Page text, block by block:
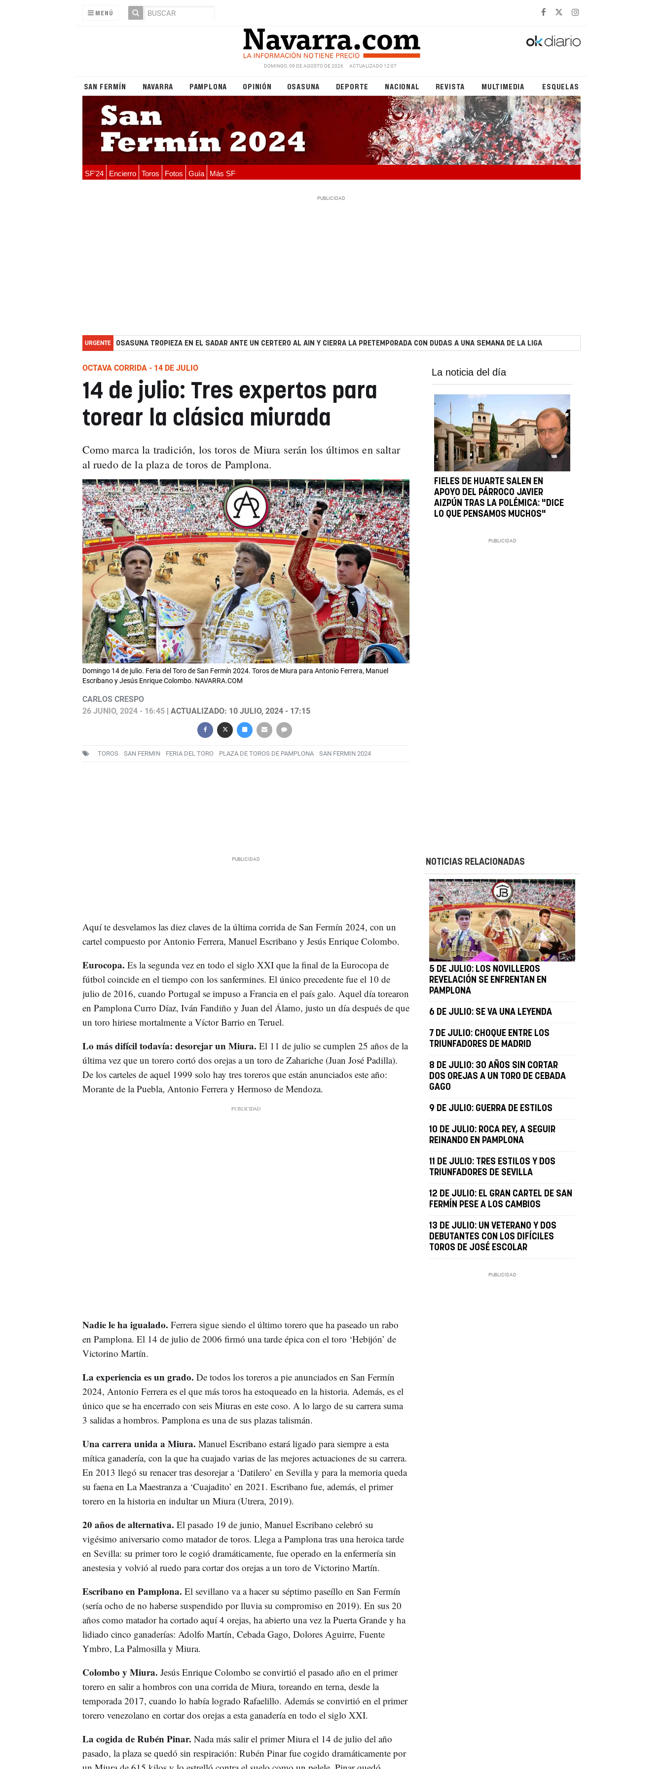
MENÚ
DOMINGO, 09 DE AGOSTO DE 2026 ACTUALIZADO 12:07
SAN FERMÍN NAVARRA PAMPLONA OPINIÓN OSASUNA DEPORTE NACIONAL REVISTA MULTIMEDIA ESQUELAS
SF'24 Encierro Toros Fotos Guía Más SF
URGENTE OSASUNA TROPIEZA EN EL SADAR ANTE UN CERTERO AL AIN Y CIERRA LA PRETEMPORADA CON DUDAS A UNA SEMANA DE LA LIGA
OCTAVA CORRIDA - 14 DE JULIO
14 de julio: Tres expertos para
torear la clásica miurada
Como marca la tradición, los toros de Miura serán los últimos en saltar
al ruedo de la plaza de toros de Pamplona.
Domingo 14 de julio. Feria del Toro de San Fermín 2024. Toros de Miura para Antonio Ferrera, Manuel
Escribano y Jesús Enrique Colombo. NAVARRA.COM
CARLOS CRESPO
26 JUNIO, 2024 - 16:45| ACTUALIZADO: 10 JULIO, 2024 - 17:15
TOROS SAN FERMIN FERIA DEL TORO PLAZA DE TOROS DE PAMPLONA SAN FERMIN 2024
La noticia del día
FIELES DE HUARTE SALEN EN
APOYO DEL PÁRROCO JAVIER
AIZPÚN TRAS LA POLÉMICA: "DICE
LO QUE PENSAMOS MUCHOS"
Aquí te desvelamos las diez claves de la última corrida de San Fermín 2024, con un
cartel compuesto por Antonio Ferrera, Manuel Escribano y Jesús Enrique Colombo.
Eurocopa. Es la segunda vez en todo el siglo XXI que la final de la Eurocopa de
fútbol coincide en el tiempo con los sanfermines. El único precedente fue el 10 de
julio de 2016, cuando Portugal se impuso a Francia en el país galo. Aquel día torearon
en Pamplona Curro Díaz, Iván Fandiño y Juan del Álamo, justo un día después de que
un toro hiriese mortalmente a Víctor Barrio en Teruel.
Lo más difícil todavía: desorejar un Miura. El 11 de julio se cumplen 25 años de la
última vez que un torero cortó dos orejas a un toro de Zahariche (Juan José Padilla).
De los carteles de aquel 1999 solo hay tres toreros que están anunciados este año:
Morante de la Puebla, Antonio Ferrera y Hermoso de Mendoza.
Nadie le ha igualado. Ferrera sigue siendo el último torero que ha paseado un rabo
en Pamplona. El 14 de julio de 2006 firmó una tarde épica con el toro ‘Hebijón’ de
Victorino Martín.
La experiencia es un grado. De todos los toreros a pie anunciados en San Fermín
2024, Antonio Ferrera es el que más toros ha estoqueado en la historia. Además, es el
único que se ha encerrado con seis Miuras en este coso. A lo largo de su carrera suma
3 salidas a hombros. Pamplona es una de sus plazas talismán.
Una carrera unida a Miura. Manuel Escribano estará ligado para siempre a esta
mítica ganadería, con la que ha cuajado varias de las mejores actuaciones de su carrera.
En 2013 llegó su renacer tras desorejar a ‘Datilero’ en Sevilla y para la memoria queda
su faena en La Maestranza a ‘Cuajadito’ en 2021. Escribano fue, además, el primer
torero en la historia en indultar un Miura (Utrera, 2019).
20 años de alternativa. El pasado 19 de junio, Manuel Escribano celebró su
vigésimo aniversario como matador de toros. Llega a Pamplona tras una heroica tarde
en Sevilla: su primer toro le cogió dramáticamente, fue operado en la enfermería sin
anestesia y volvió al ruedo para cortar dos orejas a un toro de Victorino Martín.
Escribano en Pamplona. El sevillano va a hacer su séptimo paseíllo en San Fermín
(sería ocho de no haberse suspendido por lluvia su compromiso en 2019). En sus 20
años como matador ha cortado aquí 4 orejas, ha abierto una vez la Puerta Grande y ha
lidiado cinco ganaderías: Adolfo Martín, Cebada Gago, Dolores Aguirre, Fuente
Ymbro, La Palmosilla y Miura.
Colombo y Miura. Jesús Enrique Colombo se convirtió el pasado año en el primer
torero en salir a hombros con una corrida de Miura, toreando en terna, desde la
temporada 2017, cuando lo había logrado Rafaelillo. Además se convirtió en el primer
torero venezolano en cortar dos orejas a esta ganadería en todo el siglo XXI.
La cogida de Rubén Pinar. Nada más salir el primer Miura el 14 de julio del año
pasado, la plaza se quedó sin respiración: Rubén Pinar fue cogido dramáticamente por
NOTICIAS RELACIONADAS
5 DE JULIO: LOS NOVILLEROS
REVELACIÓN SE ENFRENTAN EN
PAMPLONA
6 DE JULIO: SE VA UNA LEYENDA
7 DE JULIO: CHOQUE ENTRE LOS
TRIUNFADORES DE MADRID
8 DE JULIO: 30 AÑOS SIN CORTAR
DOS OREJAS A UN TORO DE CEBADA
GAGO
9 DE JULIO: GUERRA DE ESTILOS
10 DE JULIO: ROCA REY, A SEGUIR
REINANDO EN PAMPLONA
11 DE JULIO: TRES ESTILOS Y DOS
TRIUNFADORES DE SEVILLA
12 DE JULIO: EL GRAN CARTEL DE SAN
FERMÍN PESE A LOS CAMBIOS
13 DE JULIO: UN VETERANO Y DOS
DEBUTANTES CON LOS DIFÍCILES
TOROS DE JOSÉ ESCOLAR